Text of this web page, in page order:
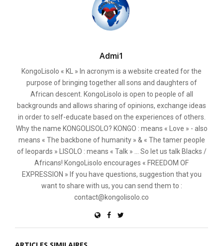
Admi1
KongoLisolo « KL » In acronym is a website created for the
purpose of bringing together all sons and daughters of
African descent. KongoLisolo is open to people of all
backgrounds and allows sharing of opinions, exchange ideas
in order to self-educate based on the experiences of others.
Why the name KONGOLISOLO? KONGO : means « Love » - also
means « The backbone of humanity » & « The tamer people
of leopards » LISOLO : means « Talk » ... So let us talk Blacks /
Africans! KongoLisolo encourages « FREEDOM OF
EXPRESSION » If you have questions, suggestion that you
want to share with us, you can send them to :
contact@kongolisolo.co